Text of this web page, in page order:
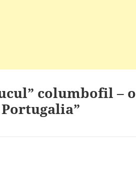
columbofil – o